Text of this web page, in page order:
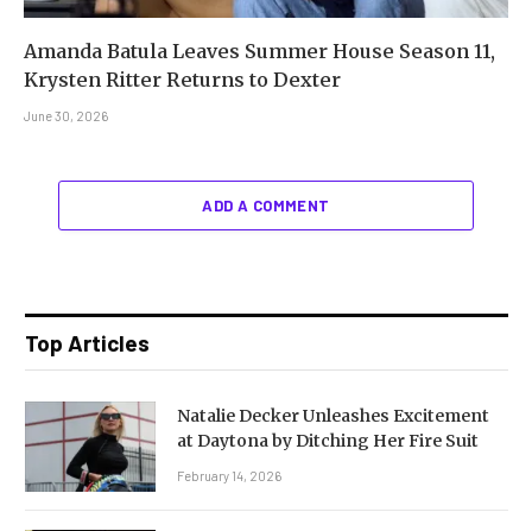
Amanda Batula Leaves Summer House Season 11,
Krysten Ritter Returns to Dexter
June 30, 2026
ADD A COMMENT
Top Articles
Natalie Decker Unleashes Excitement
at Daytona by Ditching Her Fire Suit
February 14, 2026